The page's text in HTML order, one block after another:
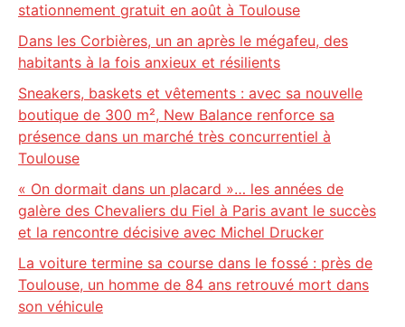
stationnement gratuit en août à Toulouse
Dans les Corbières, un an après le mégafeu, des
habitants à la fois anxieux et résilients
Sneakers, baskets et vêtements : avec sa nouvelle
boutique de 300 m², New Balance renforce sa
présence dans un marché très concurrentiel à
Toulouse
« On dormait dans un placard »… les années de
galère des Chevaliers du Fiel à Paris avant le succès
et la rencontre décisive avec Michel Drucker
La voiture termine sa course dans le fossé : près de
Toulouse, un homme de 84 ans retrouvé mort dans
son véhicule